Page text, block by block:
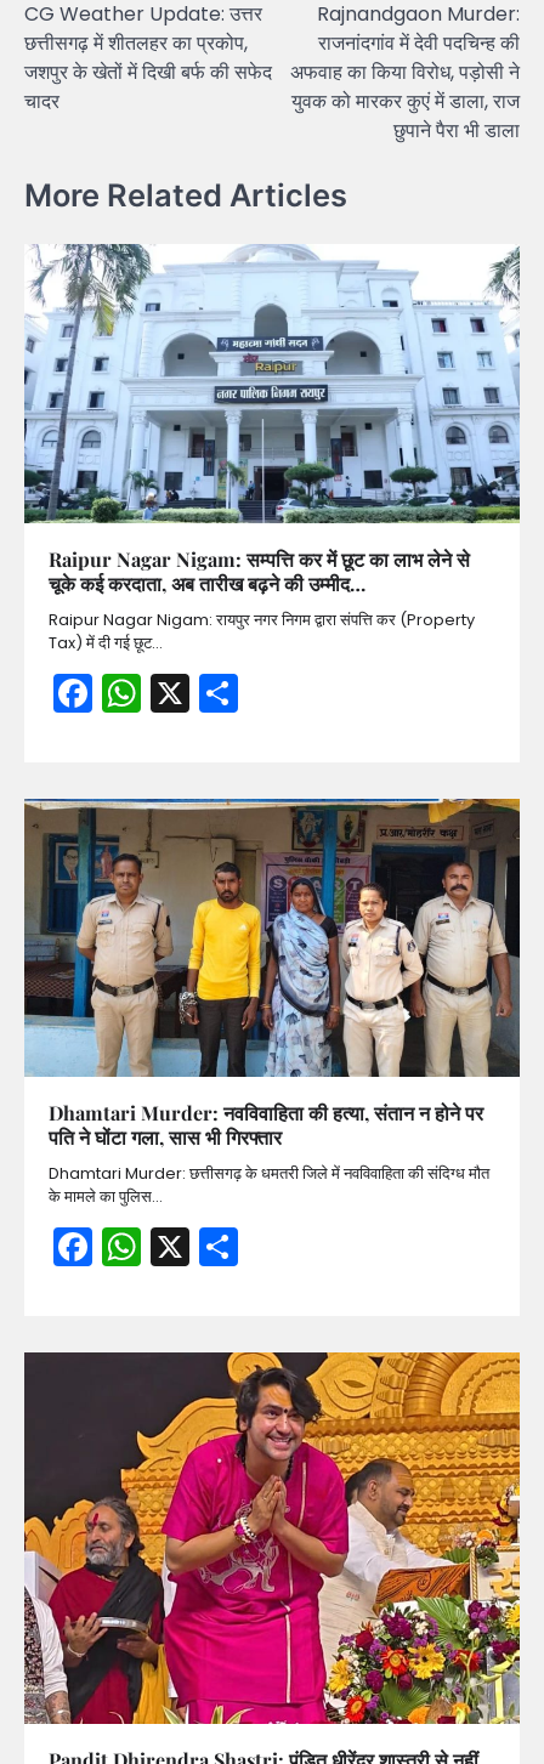
navigation
CG Weather Update: उत्तर
छत्तीसगढ़ में शीतलहर का प्रकोप,
जशपुर के खेतों में दिखी बर्फ की सफेद
चादर
Rajnandgaon Murder:
राजनांदगांव में देवी पदचिन्ह की
अफवाह का किया विरोध, पड़ोसी ने
युवक को मारकर कुएं में डाला, राज
छुपाने पैरा भी डाला
More Related Articles
Raipur Nagar Nigam: सम्पत्ति कर में छूट का लाभ लेने से
चूके कई करदाता, अब तारीख बढ़ने की उम्मीद…
Raipur Nagar Nigam: रायपुर नगर निगम द्वारा संपत्ति कर (Property
Tax) में दी गई छूट…
Facebook
WhatsApp
X
Dhamtari Murder: नवविवाहिता की हत्या, संतान न होने पर
पति ने घोंटा गला, सास भी गिरफ्तार
Dhamtari Murder: छत्तीसगढ़ के धमतरी जिले में नवविवाहिता की संदिग्ध मौत
के मामले का पुलिस…
Facebook
WhatsApp
X